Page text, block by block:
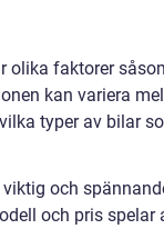
olika faktorer
kan variera
typer av bilar
och
och pris spelar